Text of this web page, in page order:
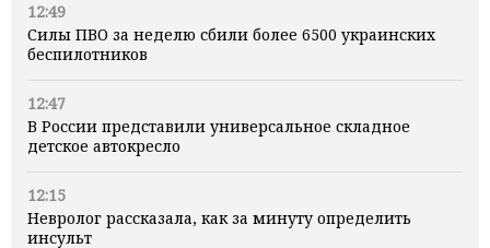
12:49
Силы ПВО за неделю сбили более 6500 украинских
беспилотников
12:47
В России представили универсальное складное
детское автокресло
12:15
Невролог рассказала, как за минуту определить
инсульт